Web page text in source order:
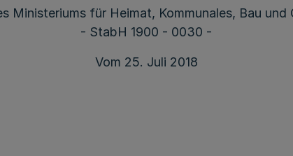
Ministeriums für Heimat, Kommunales, Bau und
- StabH 1900 - 0030 -
Vom 25. Juli 2018